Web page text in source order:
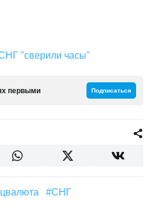
"сверили часы"
первыми Подписаться
#СНГ